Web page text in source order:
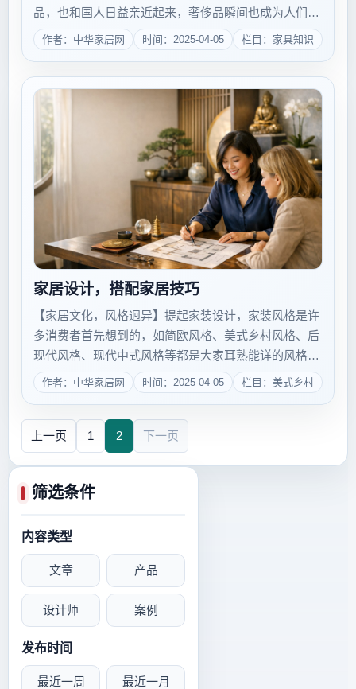
筛选条件
内容类型
文章 产品
设计师 案例
发布时间
最近一周 最近一月
品，也和国人日益亲近起来，奢侈品瞬间也成为人们彰
显身份的一个标志。如果说这些顶级世界名牌商品是奢
侈品，应该没有人质疑，但奢侈品的范畴就局限在这些
作者：中华家居网 时间：2025-04-05 栏目：家具知识
家居设计，搭配家居技巧
【家居文化，风格迥异】提起家装设计，家装风格是许
多消费者首先想到的，如简欧风格、美式乡村风格、后
现代风格、现代中式风格等都是大家耳熟能详的风格名
词。更有在基础风格上细分出的充满了感性和想象空间
的风格，一时间无论是家居杂志还是网络上各类风格名
作者：中华家居网 时间：2025-04-05 栏目：美式乡村
上一页 1 2 下一页